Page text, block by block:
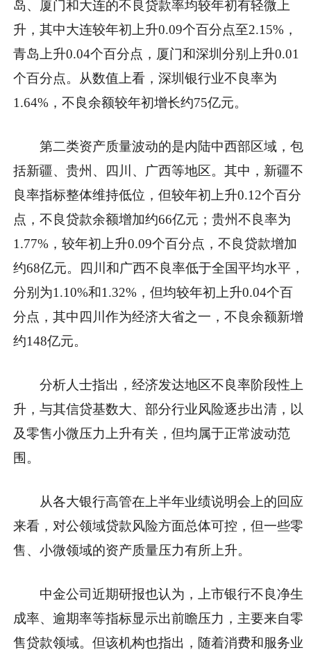
岛、厦门和大连的不良贷款率均较年初有轻微上
升，其中大连较年初上升0.09个百分点至2.15%，
青岛上升0.04个百分点，厦门和深圳分别上升0.01
个百分点。从数值上看，深圳银行业不良率为
1.64%，不良余额较年初增长约75亿元。
第二类资产质量波动的是内陆中西部区域，包
括新疆、贵州、四川、广西等地区。其中，新疆不
良率指标整体维持低位，但较年初上升0.12个百分
点，不良贷款余额增加约66亿元；贵州不良率为
1.77%，较年初上升0.09个百分点，不良贷款增加
约68亿元。四川和广西不良率低于全国平均水平，
分别为1.10%和1.32%，但均较年初上升0.04个百
分点，其中四川作为经济大省之一，不良余额新增
约148亿元。
分析人士指出，经济发达地区不良率阶段性上
升，与其信贷基数大、部分行业风险逐步出清，以
及零售小微压力上升有关，但均属于正常波动范
围。
从各大银行高管在上半年业绩说明会上的回应
来看，对公领域贷款风险方面总体可控，但一些零
售、小微领域的资产质量压力有所上升。
中金公司近期研报也认为，上市银行不良净生
成率、逾期率等指标显示出前瞻压力，主要来自零
售贷款领域。但该机构也指出，随着消费和服务业